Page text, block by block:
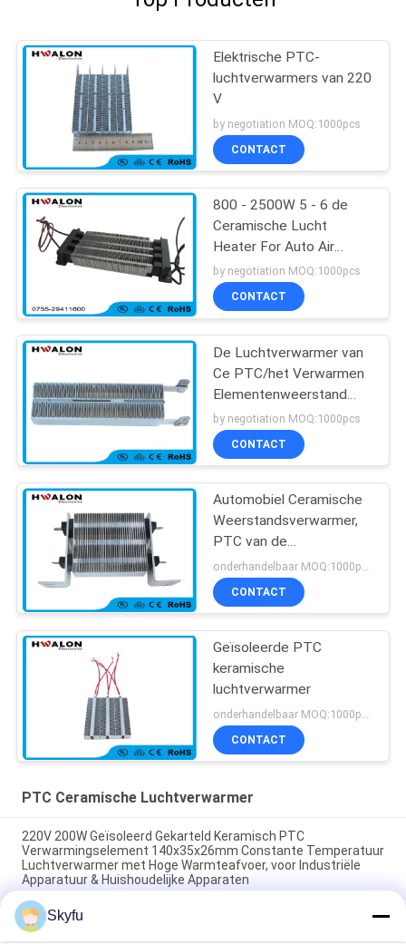
Elektrische PTC-
luchtverwarmers van 220
V
by negotiation MOQ:1000pcs
CONTACT
800 - 2500W 5 - 6 de
Ceramische Lucht
Heater For Auto Air
Conditioner van M/S
220v Ptc
by negotiation MOQ:1000pcs
CONTACT
De Luchtverwarmer van
Ce PTC/het Verwarmen
Elementenweerstand
voor Vloer het
Verwarmen Thermostaat
by negotiation MOQ:1000pcs
CONTACT
Automobiel Ceramische
Weerstandsverwarmer,
PTC van de
Autoairconditioning
Straalkachel
onderhandelbaar MOQ:1000pcs
CONTACT
Geïsoleerde PTC
keramische
luchtverwarmer
CONTACT
PTC Ceramische Luchtverwarmer
220V 200W Geïsoleerd Gekarteld Keramisch PTC
Verwarmingselement 140x35x26mm Constante Temperatuur
Luchtverwarmer met Hoge Warmteafvoer, voor Industriële
Apparatuur & Huishoudelijke Apparaten
Ruimte Energiebesparing PTC Auto ventilator
Luchtverwarmer constante temperatuur Verwarming
Skyfu